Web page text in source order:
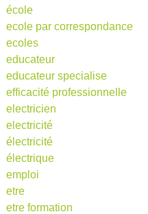
école
ecole par correspondance
ecoles
educateur
educateur specialise
efficacité professionnelle
electricien
electricité
électricité
électrique
emploi
etre
etre formation